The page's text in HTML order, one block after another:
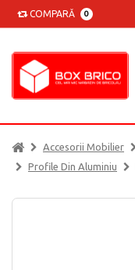
COMPARĂ 0
Accesorii Mobilier
Profile Din Aluminiu